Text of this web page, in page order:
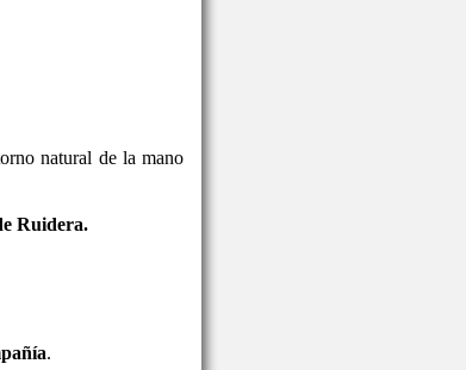
natural de la mano
Ruidera.
.